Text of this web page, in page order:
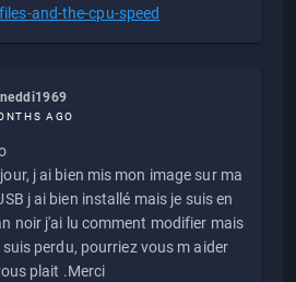
files-and-the-cpu-speed
AGO
j ai bien mis mon image sur ma
j ai bien installé mais je suis en
noir j'ai lu comment modifier mais
suis perdu, pourriez vous m aider
plait .Merci